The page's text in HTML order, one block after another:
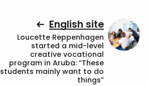
English site
Loucette Reppenhagen
started a mid-level
creative vocational
program in Aruba: “These
students mainly want to do
things”